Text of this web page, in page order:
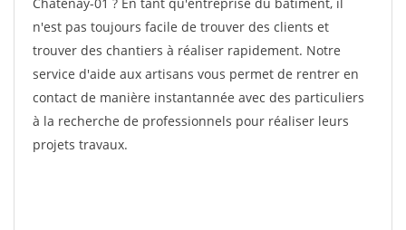
n'est pas toujours facile de trouver des clients et
trouver des chantiers à réaliser rapidement. Notre
service d'aide aux artisans vous permet de rentrer en
contact de manière instantannée avec des particuliers
à la recherche de professionnels pour réaliser leurs
projets travaux.